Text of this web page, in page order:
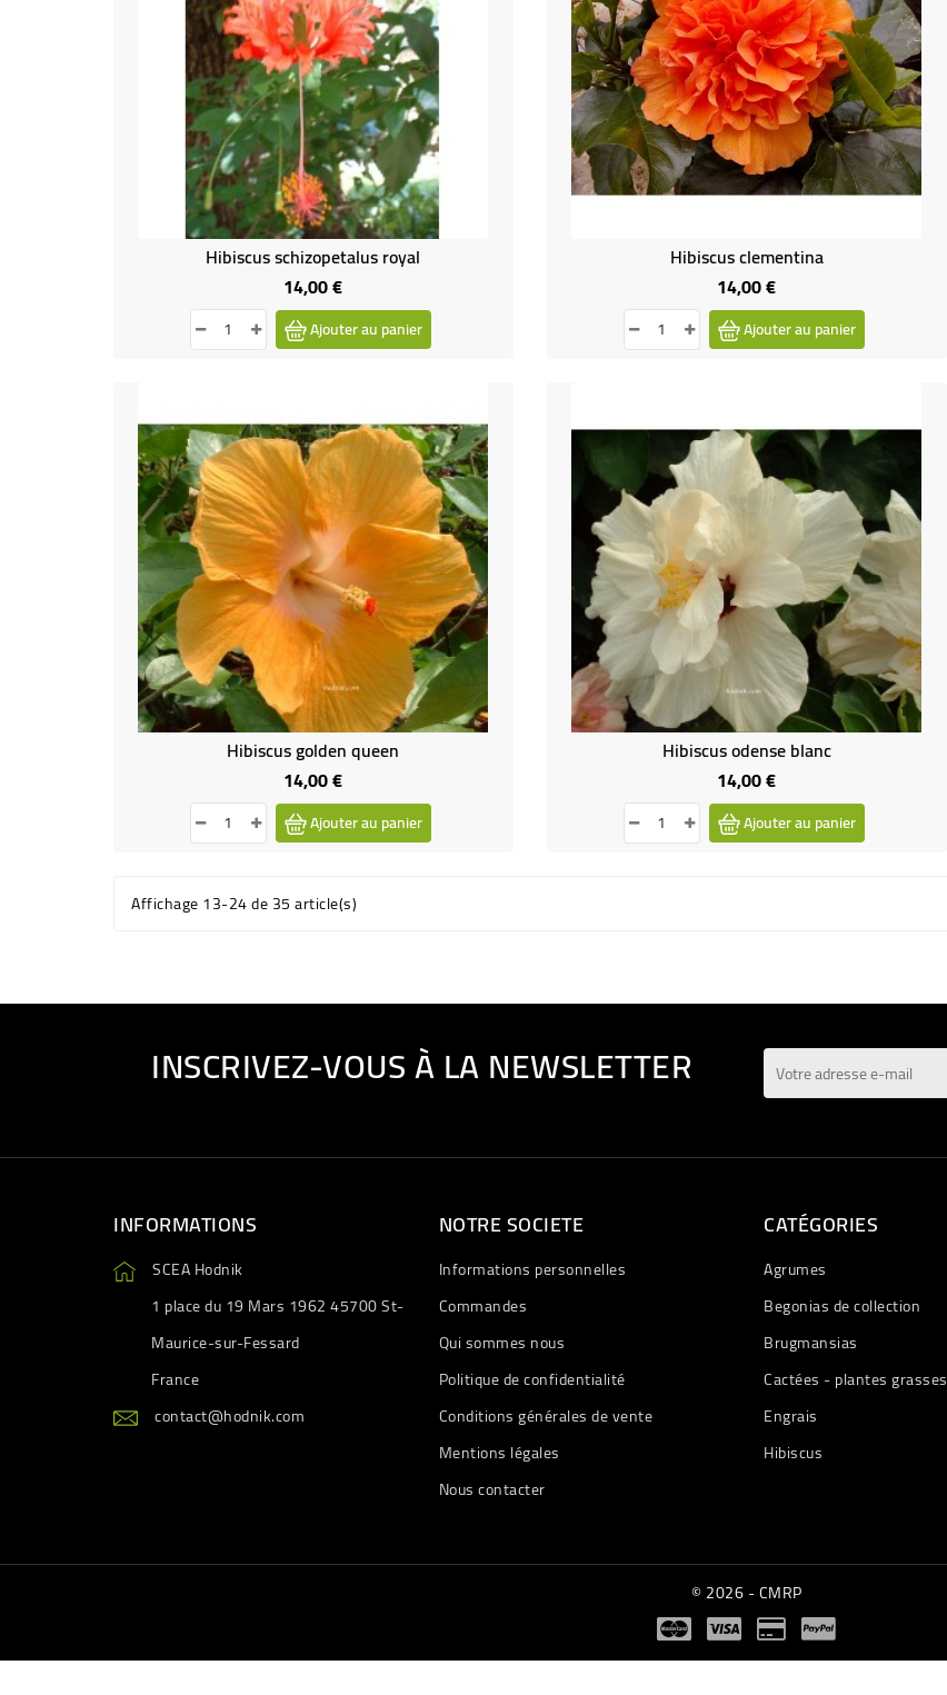
Hibiscus schizopetalus royal
14,00 €Prix
Ajouter au panier
Hibiscus clementina
14,00 €Prix
Ajouter au panier
Hibiscus golden queen
14,00 €Prix
Ajouter au panier
Hibiscus odense blanc
14,00 €Prix
Ajouter au panier
Affichage 13-24 de 35 article(s)
INSCRIVEZ-VOUS À LA NEWSLETTER
INFORMATIONS
SCEA Hodnik
1 place du 19 Mars 1962 45700 St-
Maurice-sur-Fessard
France
contact@hodnik.com
NOTRE SOCIETE
Informations personnelles
Commandes
Qui sommes nous
Politique de confidentialité
Conditions générales de vente
Mentions légales
Nous contacter
CATÉGORIES
Agrumes
Begonias de collection
Brugmansias
Cactées - plantes grasses
Engrais
Hibiscus
© 2026 - CMRP